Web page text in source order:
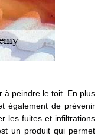
à peindre le toit. En plus
également de prévenir
les fuites et infiltrations
un produit qui permet